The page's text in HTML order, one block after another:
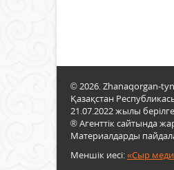
© 2026. Zhanaqorgan-
Қазақстан
21.07.2022 жылы
® Агенттік сайтында
Материалдарды
Меншік иесі:«Сыр